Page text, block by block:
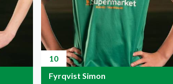
10
Fyrqvist Simon